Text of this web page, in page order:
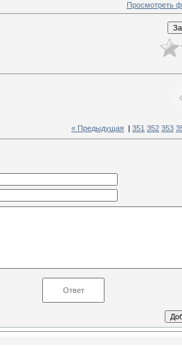
Просмотреть
« Предыдущая 351 352 353